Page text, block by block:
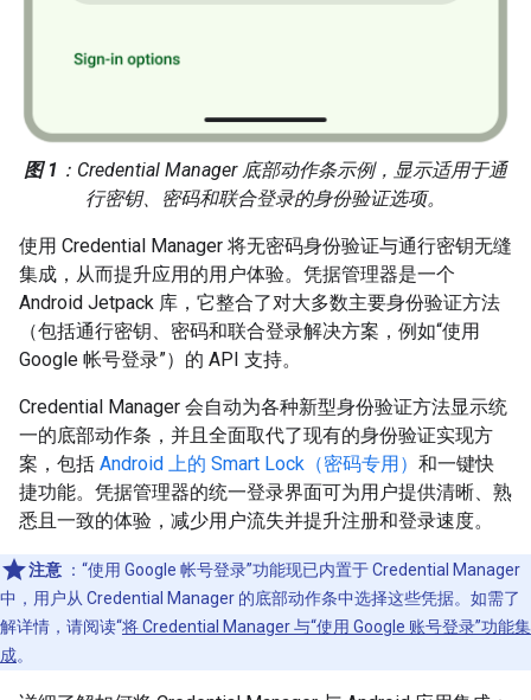
图 1 ：Credential Manager 底部动作条示例，显示适用于通
行密钥、密码和联合登录的身份验证选项。
使用 Credential Manager 将无密码身份验证与通行密钥无缝
集成，从而提升应用的用户体验。凭据管理器是一个
Android Jetpack 库，它整合了对大多数主要身份验证方法
（包括通行密钥、密码和联合登录解决方案，例如“使用
Google 帐号登录”）的 API 支持。
Credential Manager 会自动为各种新型身份验证方法显示统
一的底部动作条，并且全面取代了现有的身份验证实现方
案，包括 Android 上的 Smart Lock（密码专用） 和一键快
捷功能。凭据管理器的统一登录界面可为用户提供清晰、熟
悉且一致的体验，减少用户流失并提升注册和登录速度。
注意 ：“使用 Google 帐号登录”功能现已内置于 Credential Manager
中，用户从 Credential Manager 的底部动作条中选择这些凭据。如需了
解详情，请阅读“将 Credential Manager 与“使用 Google 账号登录”功能集
成。